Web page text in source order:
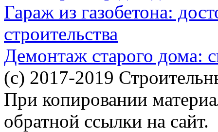
Гараж из газобетона:
строительства
Демонтаж старого дома:
(c) 2017-2019
При копировании
обратной ссылки на сайт.